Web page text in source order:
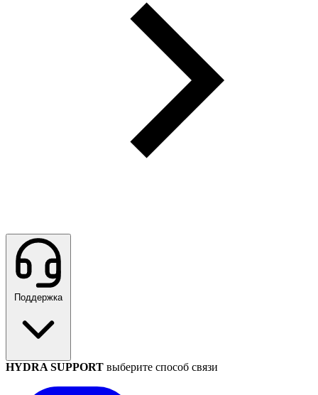
Поддержка
HYDRA SUPPORT выберите способ связи